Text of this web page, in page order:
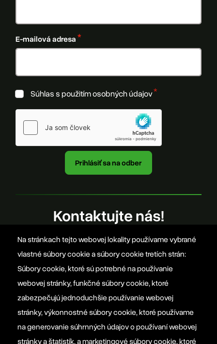
E-mailová adresa
Súhlas s použitím osobných údajov
Kontaktujte nás!
office@szovetseg.sk
Platforma EPP 2012
Manifesto EPP
Na stránkach tejto webovej lokality používame vybrané
vlastné súbory cookie a súbory cookie tretích strán:
Súbory cookie, ktoré sú potrebné na používanie
webovej stránky, funkčné súbory cookie, ktoré
zabezpečujú jednoduchšie používanie webovej
stránky, výkonnostné súbory cookie, ktoré používame
na generovanie súhrnných údajov o používaní webovej
stránky a štatistík, a marketingové súbory cookie, ktoré